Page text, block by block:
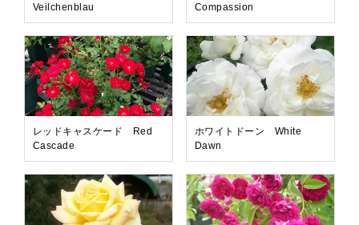
Veilchenblau
Compassion
レッドキャスケード Red
Cascade
ホワイトドーン White
Dawn